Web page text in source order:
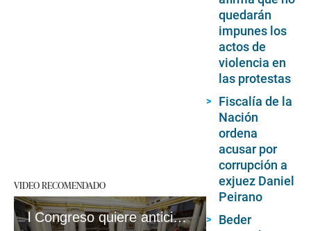
VIDEO RECOMENDADO
l Congreso quiere anticipar confirmación del adelanto el 15 de febrero. No es suficiente #VideosEC #CO
quedarán
impunes los
actos de
violencia en
las protestas
Fiscalía de la
Nación
ordena
acusar por
corrupción a
exjuez Daniel
Peirano
Beder